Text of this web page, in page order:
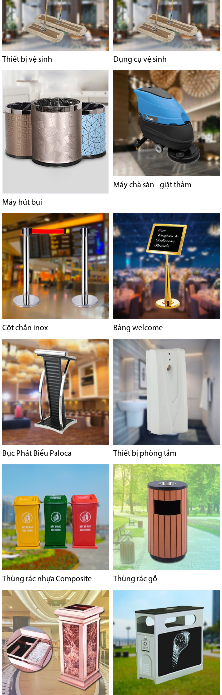
Thiết bị vệ sinh Dụng cụ vệ sinh
Máy hút bụi
Máy chà sàn - giặt thảm
Cột chắn inox Bảng welcome
Bục Phát Biểu Paloca Thiết bị phòng tắm
Thùng rác nhựa Composite Thùng rác gỗ